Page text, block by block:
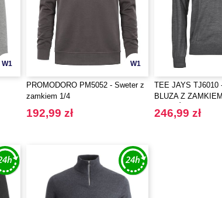
W1 W1
PROMODORO PM5052 - Sweter z
zamkiem 1/4
192,99 zł
TEE JAYS TJ6010
BLUZA Z
dłUGOŚCI
246,99 zł